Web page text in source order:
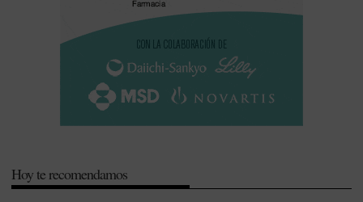
Hoy te recomendamos